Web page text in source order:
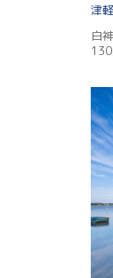
津軽
白